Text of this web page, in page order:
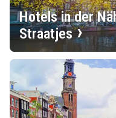
Hotels in der
Straatjes